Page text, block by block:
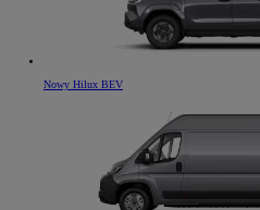
Nowy Hilux BEV